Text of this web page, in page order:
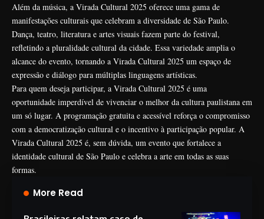
Além da música, a Virada Cultural 2025 oferece uma gama de
manifestações culturais que celebram a diversidade de São Paulo.
Dança, teatro, literatura e artes visuais fazem parte do festival,
refletindo a pluralidade cultural da cidade. Essa variedade amplia o
alcance do evento, tornando a Virada Cultural 2025 um espaço de
expressão e diálogo para múltiplas linguagens artísticas.
Para quem deseja participar, a Virada Cultural 2025 é uma
oportunidade imperdível de vivenciar o melhor da cultura paulistana em
um só lugar. A programação gratuita e acessível reforça o compromisso
com a democratização cultural e o incentivo à participação popular. A
Virada Cultural 2025 é, sem dúvida, um evento que fortalece a
identidade cultural de São Paulo e celebra a arte em todas as suas
formas.
More Read